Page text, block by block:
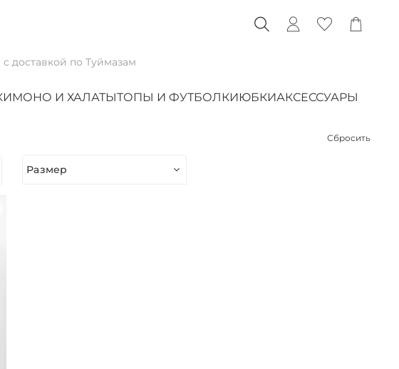
доставкой по Туймазам
И ХАЛАТЫТОПЫ И ФУТБОЛКИЮБКИАКСЕССУАРЫ
Сбросить
Размер